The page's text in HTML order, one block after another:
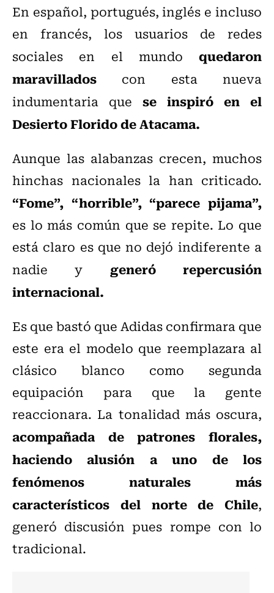
En español, portugués, inglés e incluso
en francés, los usuarios de redes
sociales en el mundo quedaron
maravillados con esta nueva
indumentaria que se inspiró en el
Desierto Florido de Atacama.
Aunque las alabanzas crecen, muchos
hinchas nacionales la han criticado.
“Fome”, “horrible”, “parece pijama”,
es lo más común que se repite. Lo que
está claro es que no dejó indiferente a
nadie y generó repercusión
internacional.
Es que bastó que Adidas confirmara que
este era el modelo que reemplazara al
clásico blanco como segunda
equipación para que la gente
reaccionara. La tonalidad más oscura,
acompañada de patrones florales,
haciendo alusión a uno de los
fenómenos naturales más
característicos del norte de Chile,
generó discusión pues rompe con lo
tradicional.